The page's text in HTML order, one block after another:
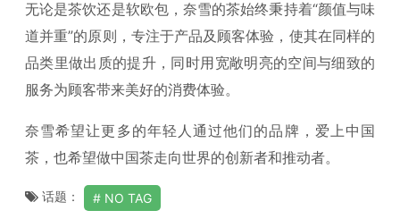
无论是茶饮还是软欧包，奈雪的茶始终秉持着“颜值与味
道并重”的原则，专注于产品及顾客体验，使其在同样的
品类里做出质的提升，同时用宽敞明亮的空间与细致的
服务为顾客带来美好的消费体验。
奈雪希望让更多的年轻人通过他们的品牌，爱上中国
茶，也希望做中国茶走向世界的创新者和推动者。
话题： NO TAG